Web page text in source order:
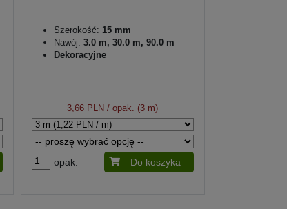
Szerokość: 15 mm
Nawój: 3.0 m, 30.0 m, 90.0 m
Dekoracyjne
3,66 PLN / opak. (3 m)
opak. Do koszyka